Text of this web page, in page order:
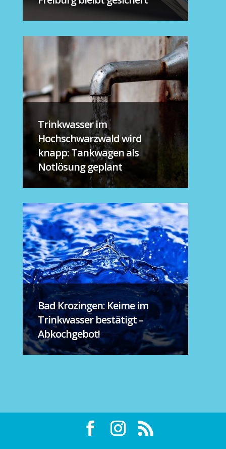
Trinkwasser im
Hochschwarzwald wird
knapp: Tankwagen als
Notlösung geplant
Bad Krozingen: Keime im
Trinkwasser bestätigt –
Abkochgebot!